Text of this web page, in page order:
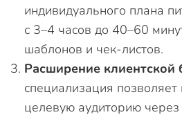
индивидуального плана
с 3–4 часов до 40–60
шаблонов и чек-листов.
Расширение клиентской
специализация позволяет
целевую аудиторию